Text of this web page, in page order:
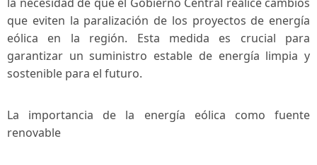
que eviten la paralización de los proyectos de energía
eólica en la región. Esta medida es​ crucial para
garantizar ⁢un‌ suministro estable de energía limpia y
sostenible⁢ para el futuro.
La ⁤importancia de la energía eólica ⁤como fuente
renovable